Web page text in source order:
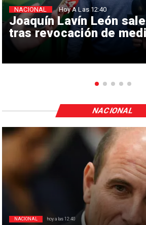
Joaquín Lavín León
tras revocación de
NACIONAL Hoy A Las 12:40
NACIONAL hoy a las 12:40
NACIONAL